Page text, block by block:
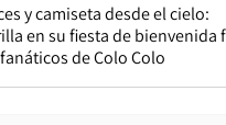
y camiseta desde el cielo:
en su fiesta de bienvenida
de Colo Colo